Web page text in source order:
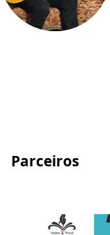
Parceiros